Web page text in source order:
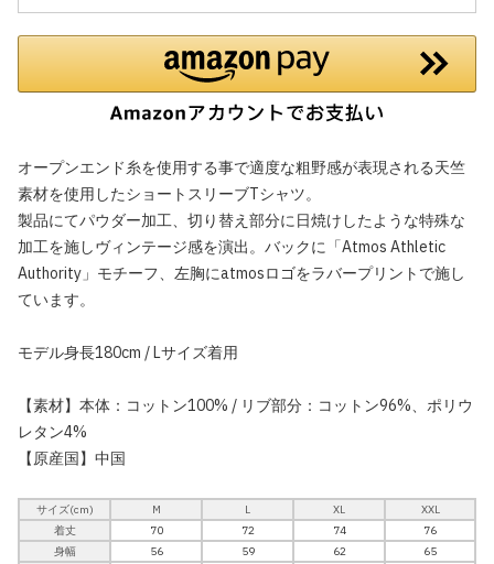
オープンエンド糸を使用する事で適度な粗野感が表現される天竺
素材を使用したショートスリーブTシャツ。
製品にてパウダー加工、切り替え部分に日焼けしたような特殊な
加工を施しヴィンテージ感を演出。バックに「Atmos Athletic
Authority」モチーフ、左胸にatmosロゴをラバープリントで施し
ています。
モデル身長180cm / Lサイズ着用
【素材】本体：コットン100% / リブ部分：コットン96%、ポリウ
レタン4%
【原産国】中国
サイズ(cm) M L XL
XXL
着丈
70 72 74
76
身幅
56 59 62
65